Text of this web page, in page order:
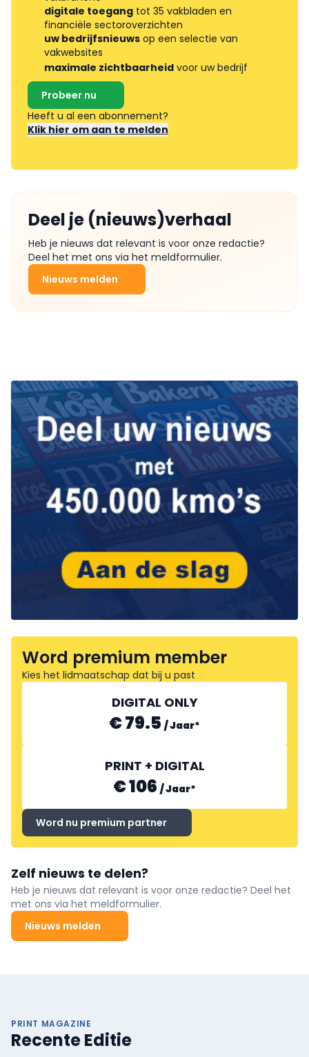
digitale toegang tot 35 vakbladen en
financiële sectoroverzichten
uw bedrijfsnieuws op een selectie van
vakwebsites
maximale zichtbaarheid voor uw bedrijf
Probeer nu
Heeft u al een abonnement?
Klik hier om aan te melden
Deel je (nieuws)verhaal
Heb je nieuws dat relevant is voor onze redactie?
Deel het met ons via het meldformulier.
Nieuws melden
Word premium member
Kies het lidmaatschap dat bij u past
DIGITAL ONLY
€ 79.5 /Jaar*
PRINT + DIGITAL
€ 106 /Jaar*
Word nu premium partner
Zelf nieuws te delen?
Heb je nieuws dat relevant is voor onze redactie? Deel het
met ons via het meldformulier.
Nieuws melden
PRINT MAGAZINE
Recente Editie